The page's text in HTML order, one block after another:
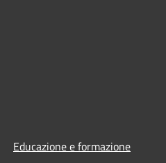
Educazione e formazione